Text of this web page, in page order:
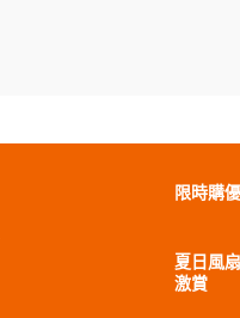
限時購
夏日風
激賞